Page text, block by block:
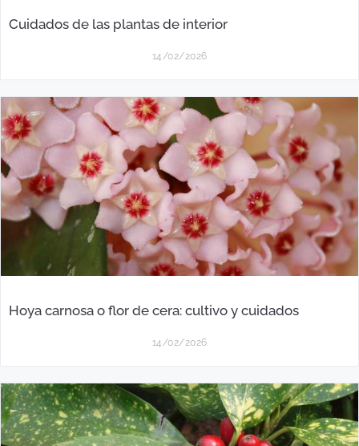
Cuidados de las plantas de interior
14/02/2026
Hoya carnosa o flor de cera: cultivo y cuidados
14/02/2026